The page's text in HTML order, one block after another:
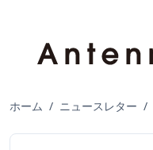
ホーム / ニュースレター /